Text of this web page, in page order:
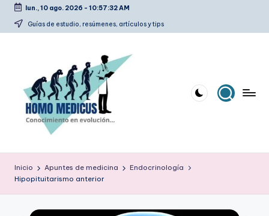
Saltar
lun., 10 ago. 2026 - 10:57:33 AM
Guías de estudio, resúmenes, artículos y tips
o
m
estudio,
Inicio Apuntes de medicina
Endocrinología
Hipopituitarismo anterior